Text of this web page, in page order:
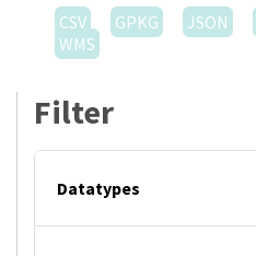
CSV
GPKG JSON
WMS
Filter
Datatypes